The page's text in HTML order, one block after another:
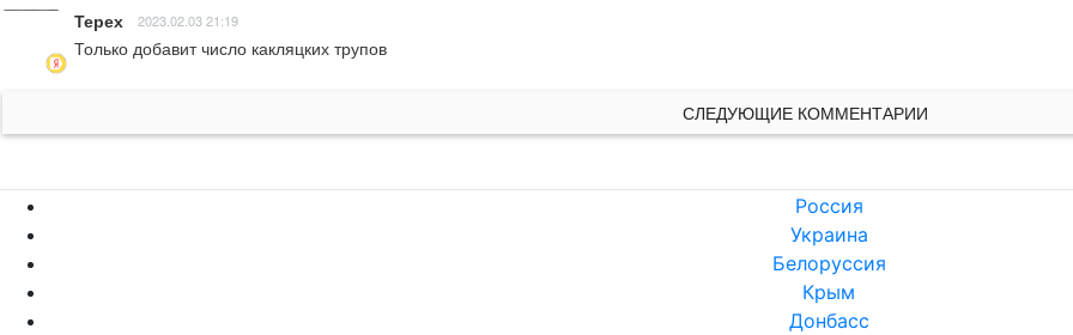
Терех 2023.02.03 21:19
Только добавит число какляцких трупов
СЛЕДУЮЩИЕ КОММЕНТАРИИ
Россия
Украина
Белоруссия
Крым
Донбасс